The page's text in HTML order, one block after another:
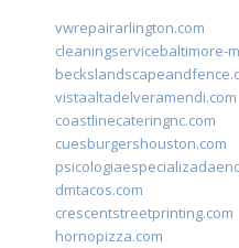
vwrepairarlington.com
cleaningservicebaltimore-
vistaaltadelveramendi.com
coastlinecateringnc.com
cuesburgershouston.com
dmtacos.com
crescentstreetprinting.com
hornopizza.com